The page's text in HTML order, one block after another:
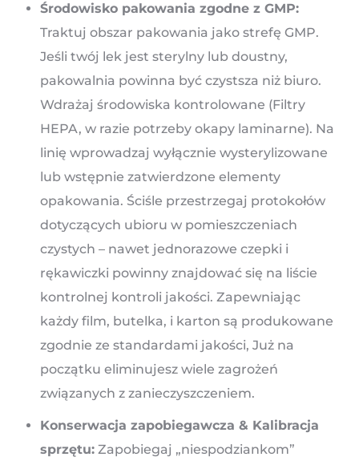
Środowisko pakowania zgodne z GMP:
Traktuj obszar pakowania jako strefę GMP.
Jeśli twój lek jest sterylny lub doustny,
pakowalnia powinna być czystsza niż biuro.
Wdrażaj środowiska kontrolowane (Filtry
HEPA, w razie potrzeby okapy laminarne). Na
linię wprowadzaj wyłącznie wysterylizowane
lub wstępnie zatwierdzone elementy
opakowania. Ściśle przestrzegaj protokołów
dotyczących ubioru w pomieszczeniach
czystych – nawet jednorazowe czepki i
rękawiczki powinny znajdować się na liście
kontrolnej kontroli jakości. Zapewniając
każdy film, butelka, i karton są produkowane
zgodnie ze standardami jakości, Już na
początku eliminujesz wiele zagrożeń
związanych z zanieczyszczeniem.
Konserwacja zapobiegawcza & Kalibracja
sprzętu: Zapobiegaj „niespodziankom”